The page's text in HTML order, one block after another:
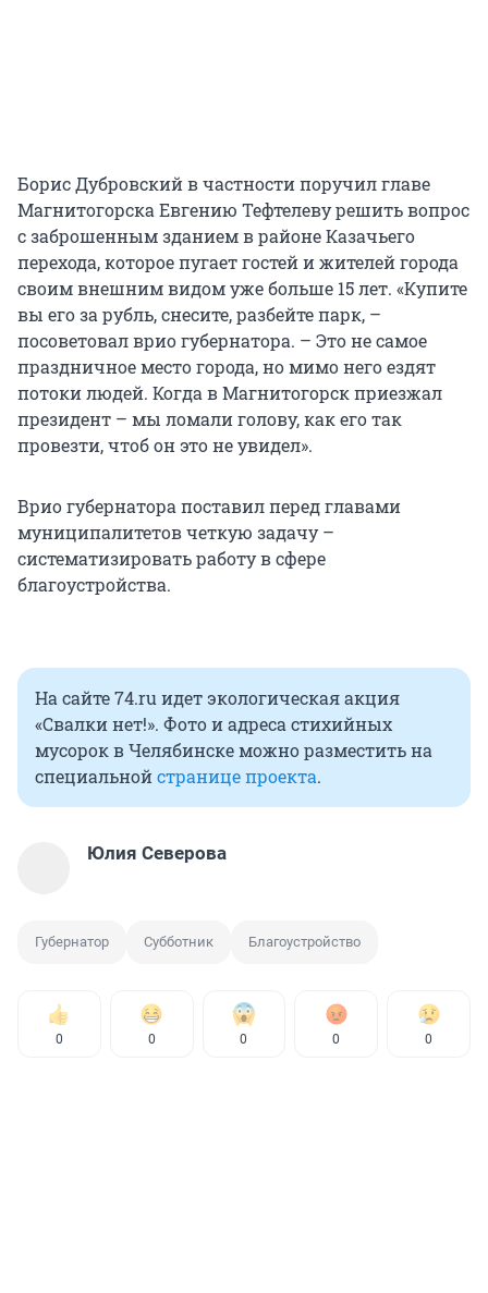
Борис Дубровский в частности поручил главе
Магнитогорска Евгению Тефтелеву решить вопрос
с заброшенным зданием в районе Казачьего
перехода, которое пугает гостей и жителей города
своим внешним видом уже больше 15 лет. «Купите
вы его за рубль, снесите, разбейте парк, –
посоветовал врио губернатора. – Это не самое
праздничное место города, но мимо него ездят
потоки людей. Когда в Магнитогорск приезжал
президент – мы ломали голову, как его так
провезти, чтоб он это не увидел».
Врио губернатора поставил перед главами
муниципалитетов четкую задачу –
систематизировать работу в сфере
благоустройства.
На сайте 74.ru идет экологическая акция
«Свалки нет!». Фото и адреса стихийных
мусорок в Челябинске можно разместить на
специальнойстранице проекта.
Юлия Северова
Губернатор Субботник Благоустройство
0 0 0 0 0